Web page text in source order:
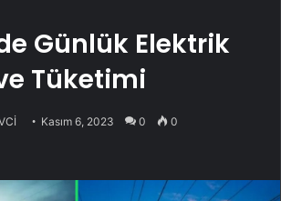
Günlük Elektrik
Tüketimi
Kasım 6, 2023 0 0